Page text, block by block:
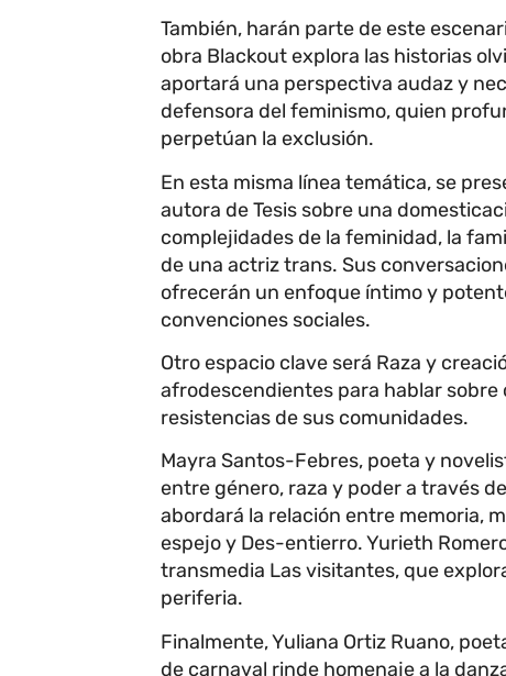
También, harán parte de este
obra Blackout explora las historias
aportará una perspectiva audaz y
defensora del feminismo, quien
perpetúan la exclusión.
En esta misma línea temática, se
autora de Tesis sobre una
complejidades de la feminidad, la
de una actriz trans. Sus
ofrecerán un enfoque íntimo y
convenciones sociales.
Otro espacio clave será Raza y
afrodescendientes para hablar sobre
resistencias de sus comunidades.
Mayra Santos-Febres, poeta y
entre género, raza y poder a través
abordará la relación entre memoria,
espejo y Des-entierro. Yurieth
transmedia Las visitantes, que
periferia.
Finalmente, Yuliana Ortiz Ruano,
de carnaval rinde homenaje a la